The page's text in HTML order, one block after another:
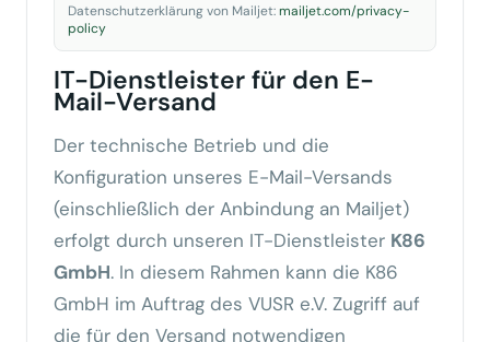
Datenschutzerklärung von Mailjet:mailjet.com/privacy-
policy
IT-Dienstleister für den E-
Mail-Versand
Der technische Betrieb und die
Konfiguration unseres E-Mail-Versands
(einschließlich der Anbindung an Mailjet)
erfolgt durch unseren IT-Dienstleister K86
GmbH. In diesem Rahmen kann die K86
GmbH im Auftrag des VUSR e.V. Zugriff auf
die für den Versand notwendigen